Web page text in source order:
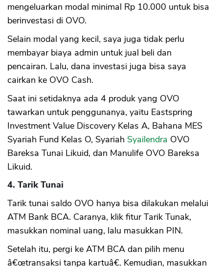
mengeluarkan modal minimal Rp 10.000 untuk bisa
berinvestasi di OVO.
Selain modal yang kecil, saya juga tidak perlu
membayar biaya admin untuk jual beli dan
pencairan. Lalu, dana investasi juga bisa saya
cairkan ke OVO Cash.
Saat ini setidaknya ada 4 produk yang OVO
tawarkan untuk penggunanya, yaitu Eastspring
Investment Value Discovery Kelas A, Bahana MES
Syariah Fund Kelas O, Syariah Syailendra OVO
Bareksa Tunai Likuid, dan Manulife OVO Bareksa
Likuid.
4. Tarik Tunai
Tarik tunai saldo OVO hanya bisa dilakukan melalui
ATM Bank BCA. Caranya, klik fitur Tarik Tunak,
masukkan nominal uang, lalu masukkan PIN.
Setelah itu, pergi ke ATM BCA dan pilih menu
â€œtransaksi tanpa kartuâ€. Kemudian, masukkan